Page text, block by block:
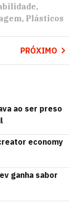
Plásticos
PRÓXIMO
ao ser preso
economy
ganha sabor